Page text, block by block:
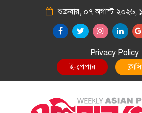
শুক্রবার, ০৭ অগাস্ট ২০২৬,
Privacy Policy
E-Paper